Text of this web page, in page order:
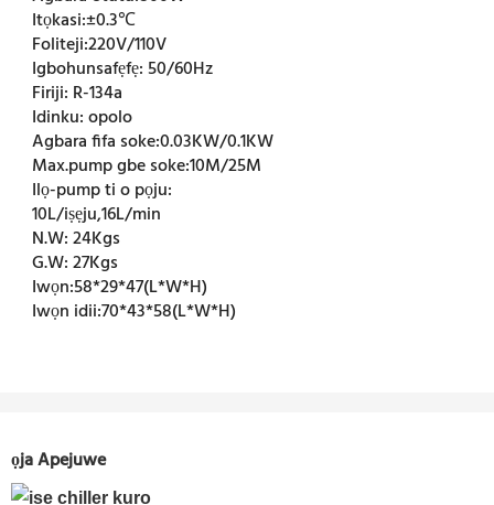
Itọkasi:±0.3℃
Foliteji:220V/110V
Igbohunsafẹfẹ:50/60Hz
Firiji: R-134a
Idinku:opolo
Agbara fifa soke:0.03KW/0.1KW
Max.pump gbe soke:10M/25M
Ilọ-pump ti o pọju:
10L/iṣẹju,16L/min
N.W:24Kgs
G.W:27Kgs
Iwọn:58*29*47(L*W*H)
Iwọn idii:70*43*58(L*W*H)
ọja Apejuwe